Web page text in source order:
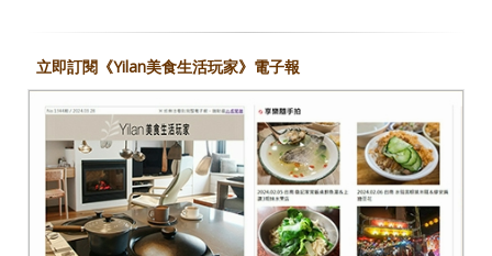
立即訂閱《Yilan美食生活玩家》電子報